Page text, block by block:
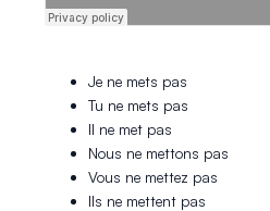
Je ne mets pas
Tu ne mets pas
Il ne met pas
Nous ne mettons pas
Vous ne mettez pas
Ils ne mettent pas